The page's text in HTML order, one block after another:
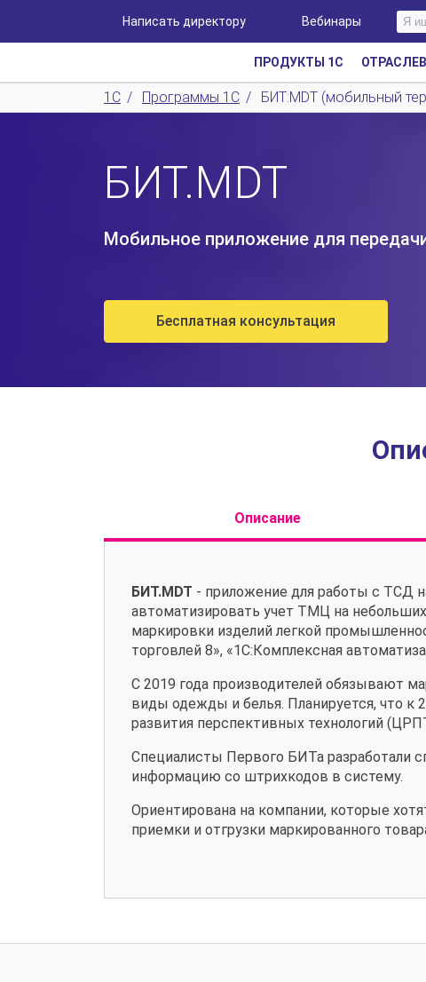
Написать директору Вебинары
ПРОДУКТЫ 1С
1С / Программы 1С / БИТ:MDT (мобильный
БИТ.MDT
Мобильное приложение для
Бесплатная консультация
Описание
БИТ.MDT - приложение для работы с ТСД
автоматизировать учет ТМЦ на
маркировки изделий легкой
торговлей 8», «1С:Комплексная
С 2019 года производителей обязывают
виды одежды и белья. Планируется, что к
развития перспективных технологий
Специалисты Первого БИТа разработали
информацию со штрихкодов в систему.
Ориентирована на компании, которые
приемки и отгрузки маркированного